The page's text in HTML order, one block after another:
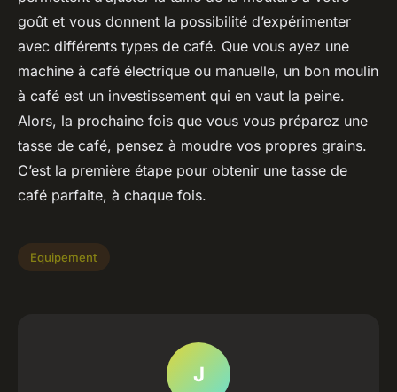
goût et vous donnent la possibilité d’expérimenter
avec différents types de café. Que vous ayez une
machine à café électrique ou manuelle, un bon moulin
à café est un investissement qui en vaut la peine.
Alors, la prochaine fois que vous vous préparez une
tasse de café, pensez à moudre vos propres grains.
C’est la première étape pour obtenir une tasse de
café parfaite, à chaque fois.
Equipement
J